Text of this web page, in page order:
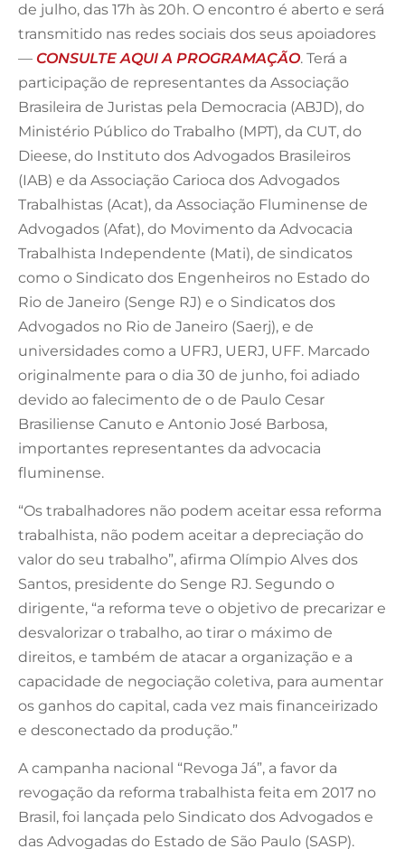
de julho, das 17h às 20h. O encontro é aberto e será
transmitido nas redes sociais dos seus apoiadores
— CONSULTE AQUI A PROGRAMAÇÃO. Terá a
participação de representantes da Associação
Brasileira de Juristas pela Democracia (ABJD), do
Ministério Público do Trabalho (MPT), da CUT, do
Dieese, do Instituto dos Advogados Brasileiros
(IAB) e da Associação Carioca dos Advogados
Trabalhistas (Acat), da Associação Fluminense de
Advogados (Afat), do Movimento da Advocacia
Trabalhista Independente (Mati), de sindicatos
como o Sindicato dos Engenheiros no Estado do
Rio de Janeiro (Senge RJ) e o Sindicatos dos
Advogados no Rio de Janeiro (Saerj), e de
universidades como a UFRJ, UERJ, UFF. Marcado
originalmente para o dia 30 de junho, foi adiado
devido ao falecimento de o de Paulo Cesar
Brasiliense Canuto e Antonio José Barbosa,
importantes representantes da advocacia
fluminense.
“Os trabalhadores não podem aceitar essa reforma
trabalhista, não podem aceitar a depreciação do
valor do seu trabalho”, afirma Olímpio Alves dos
Santos, presidente do Senge RJ. Segundo o
dirigente, “a reforma teve o objetivo de precarizar e
desvalorizar o trabalho, ao tirar o máximo de
direitos, e também de atacar a organização e a
capacidade de negociação coletiva, para aumentar
os ganhos do capital, cada vez mais financeirizado
e desconectado da produção.”
A campanha nacional “Revoga Já”, a favor da
revogação da reforma trabalhista feita em 2017 no
Brasil, foi lançada pelo Sindicato dos Advogados e
das Advogadas do Estado de São Paulo (SASP).